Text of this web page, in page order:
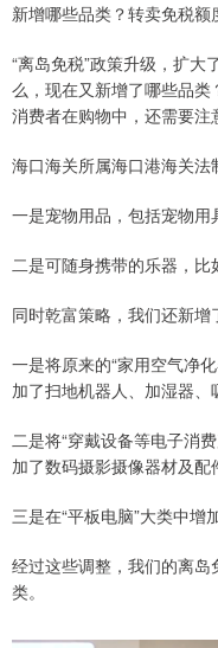
新增哪些品类？转卖免税额
“离岛免税”政策升级，扩
么，现在又新增了哪些品类
消费者在购物中，还需要注
海口海关所属海口港海关法
一是宠物用品，包括宠物用
二是可随身携带的乐器，比
同时乾富策略，我们还新增
一是将原来的“家用空气净
加了扫地机器人、加湿器、
二是将“穿戴设备等电子消
加了数码摄影摄像器材及配
三是在“平板电脑”大类中增
经过这些调整，我们的离
类。